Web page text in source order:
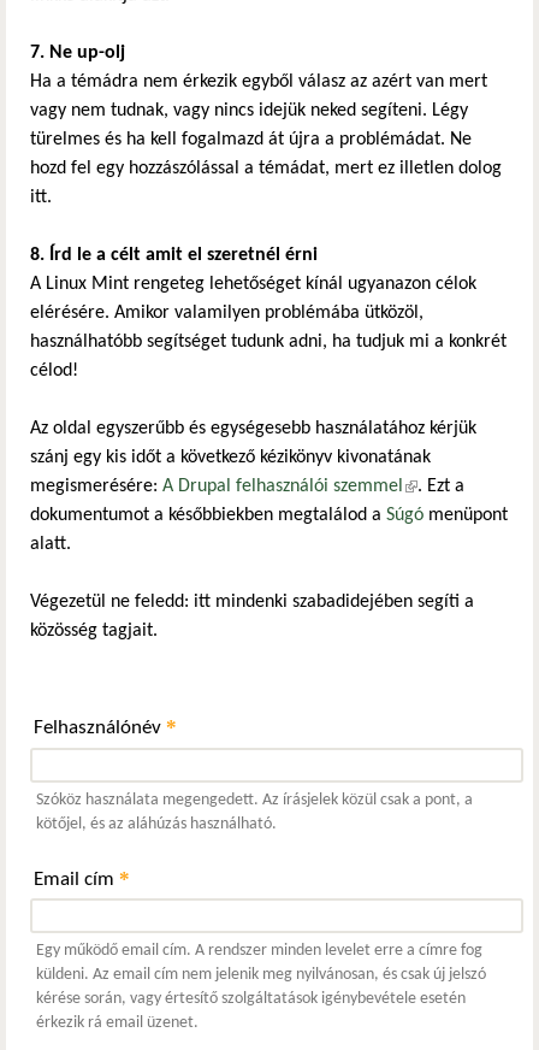
7. Ne up-olj
Ha a témádra nem érkezik egyből válasz az azért van mert
vagy nem tudnak, vagy nincs idejük neked segíteni. Légy
türelmes és ha kell fogalmazd át újra a problémádat. Ne
hozd fel egy hozzászólással a témádat, mert ez illetlen dolog
itt.
8. Írd le a célt amit el szeretnél érni
A Linux Mint rengeteg lehetőséget kínál ugyanazon célok
elérésére. Amikor valamilyen problémába ütközöl,
használhatóbb segítséget tudunk adni, ha tudjuk mi a konkrét
célod!
Az oldal egyszerűbb és egységesebb használatához kérjük
szánj egy kis időt a következő kézikönyv kivonatának
megismerésére: A Drupal felhasználói szemmel (külső hivatkozás)
. Ezt a
dokumentumot a későbbiekben megtalálod a Súgó menüpont
alatt.
Végezetül ne feledd: itt mindenki szabadidejében segíti a
közösség tagjait.
Felhasználónév *
Szóköz használata megengedett. Az írásjelek közül csak a pont, a
kötőjel, és az aláhúzás használható.
Email cím *
Egy működő email cím. A rendszer minden levelet erre a címre fog
küldeni. Az email cím nem jelenik meg nyilvánosan, és csak új jelszó
kérése során, vagy értesítő szolgáltatások igénybevétele esetén
érkezik rá email üzenet.